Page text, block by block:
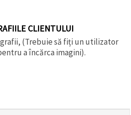
CLIENTULUI
(Trebuie să fiți un utilizator
a încărca imagini).